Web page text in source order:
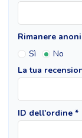
Rimanere
Sì
No
La tua
ID dell'ordine *